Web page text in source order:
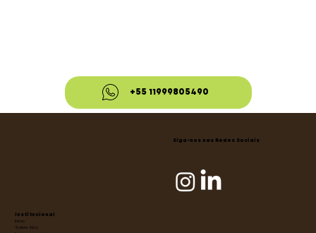
+55 11999805490
Institucional
Início
Sobre Nós
Siga-nos nas Redes Sociais